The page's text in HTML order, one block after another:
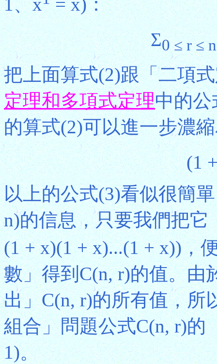
Σ0 ≤ r ≤ n
把上面算式(2)跟「二項
定理和多項式定理中的
的算式(2)可以進一步濃
(1
以上的公式(3)看似很簡
n)的信息，只要我們把它
(1 + x)(1 + x)...(1 + x))，
數」得到C(n, r)的值。由
出」C(n, r)的所有值，所
組合」問題公式C(n, r)的
1)。